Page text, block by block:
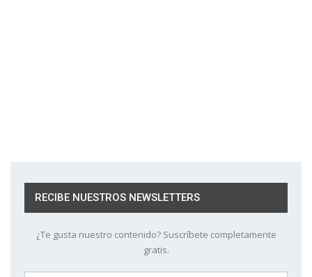
RECIBE NUESTROS NEWSLETTERS
¿Te gusta nuestro contenido? Suscríbete completamente
gratis.